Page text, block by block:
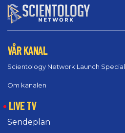
VÅR KANAL
Scientology Network Launch Special
Om kanalen
LIVE TV
Sendeplan